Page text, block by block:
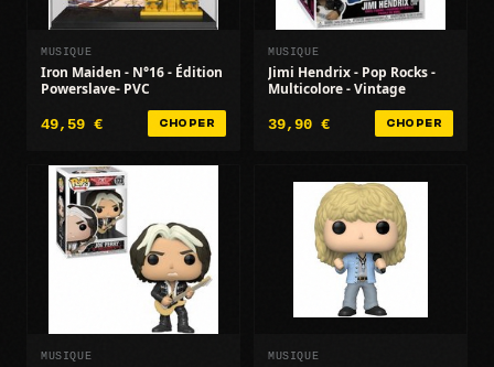
MUSIQUE
Iron Maiden - N°16 - Édition
Powerslave- PVC
49,59 € CHOPER
MUSIQUE
Jimi Hendrix - Pop Rocks -
Multicolore - Vintage
39,90 € CHOPER
MUSIQUE MUSIQUE